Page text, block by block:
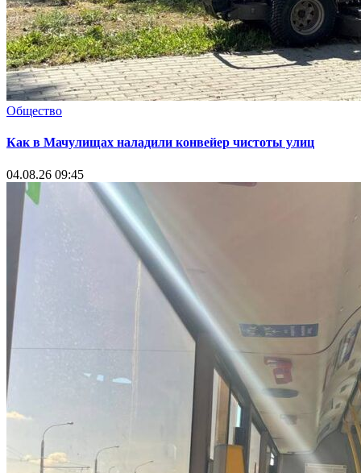
Общество
Как в Мачулищах наладили конвейер чистоты улиц
04.08.26 09:45